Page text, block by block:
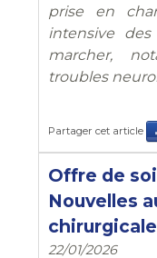
prise en
intensive
marcher,
troubles
Partager cet article
Offre de
Nouvelles
22/01/2026